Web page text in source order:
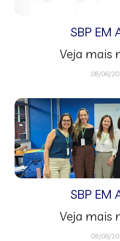
SBP EM
Veja mais
08/06/
SBP EM
Veja mais
08/06/